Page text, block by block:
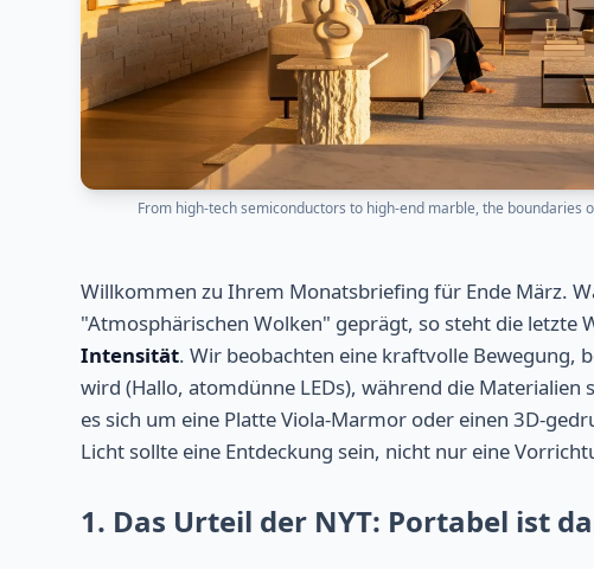
From high-tech semiconductors to high-end marble, the boundaries
Willkommen zu Ihrem Monatsbriefing für Ende März.
"Atmosphärischen Wolken" geprägt, so steht die letzte
Intensität. Wir beobachten eine kraftvolle Bewegung,
wird (Hallo, atomdünne LEDs), während die
es sich um eine Platte Viola-Marmor oder einen 3D-
Licht sollte eine Entdeckung sein, nicht nur eine
1. Das Urteil der NYT: Portabel ist